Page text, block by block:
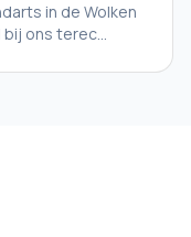
in de Wolken
ons terec...